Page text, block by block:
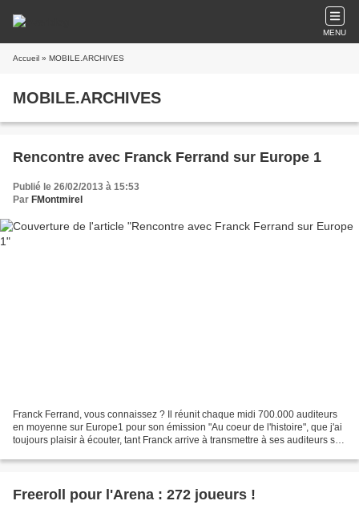
MENU
Accueil » MOBILE.ARCHIVES
MOBILE.ARCHIVES
Rencontre avec Franck Ferrand sur Europe 1
Publié le 26/02/2013 à 15:53
Par FMontmirel
Franck Ferrand, vous connaissez ? Il réunit chaque midi 700.000 auditeurs
en moyenne sur Europe1 pour son émission "Au coeur de l'histoire", que j'ai
toujours plaisir à écouter, tant Franck arrive à transmettre à ses auditeurs son
Freeroll pour l'Arena : 272 joueurs !